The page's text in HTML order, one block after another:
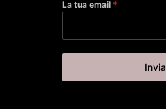
La tua email *
Invia